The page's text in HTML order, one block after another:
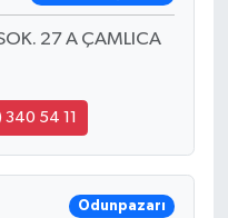
27 A ÇAMLICA
340 54 11
Odunpazarı